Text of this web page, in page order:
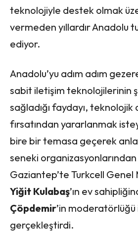
teknolojiyle destek olmak
vermeden yıllardır Anadolu
ediyor.
Anadolu’yu adım adım
sabit iletişim teknolojilerinin
sağladığı faydayı, teknolojik
fırsatından yararlanmak
bire bir temasa geçerek
seneki
Gaziantep’te Turkcell Genel
Yiğit Kulabaş’ın ev
Çöpdemir’in moderatörlüğü
gerçekleştirdi.